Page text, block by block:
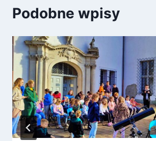
Podobne wpisy